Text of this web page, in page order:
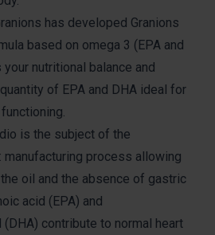
has developed Granions
based on omega 3 (EPA and
nutritional balance and
of EPA and DHA ideal for
is the subject of the
manufacturing process allowing
oil and the absence of gastric
acid (EPA) and
contribute to normal heart